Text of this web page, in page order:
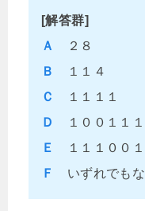
[解答群]
Ａ
２８
Ｂ
１１４
Ｃ
１１１１
Ｄ
１００１１１
Ｅ
１１１００１
Ｆ
いずれでも